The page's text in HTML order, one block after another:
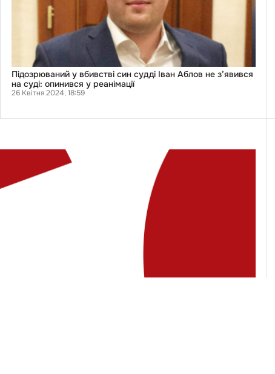
опинився
реанімації
Підозрюваний у вбивстві син судді Іван Аблов не з’явився
на суді: опинився у реанімації
26 Квітня 2024, 18:59